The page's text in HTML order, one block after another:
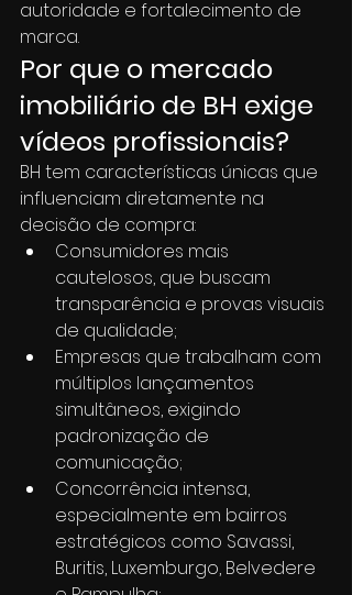
autoridade e fortalecimento de
marca.
Por que o mercado
imobiliário de BH exige
vídeos profissionais?
BH tem características únicas que
influenciam diretamente na
decisão de compra:
Consumidores mais
cautelosos, que buscam
transparência e provas visuais
de qualidade;
Empresas que trabalham com
múltiplos lançamentos
simultâneos, exigindo
padronização de
comunicação;
Concorrência intensa,
especialmente em bairros
estratégicos como Savassi,
Buritis, Luxemburgo, Belvedere